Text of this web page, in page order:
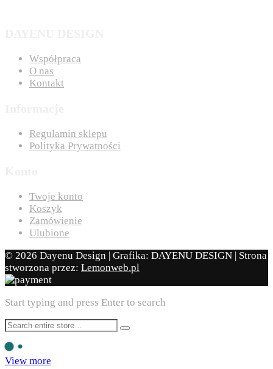
Współpraca
O nas
Kontakt
Regulamin sklepu
Polityka Prywatności
Twoje konto
Koszyk
Zamówienie
Ulubione
© 2026 Dayenu Design | Grafika: DAYENU DESIGN | Strona
stworzona przez: Lemonweb.pl
Start typing and press Enter to search
View more